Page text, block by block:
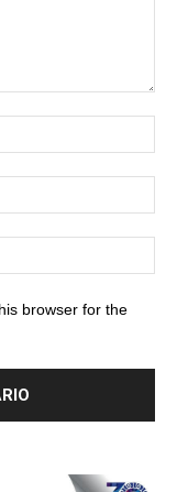
browser for the